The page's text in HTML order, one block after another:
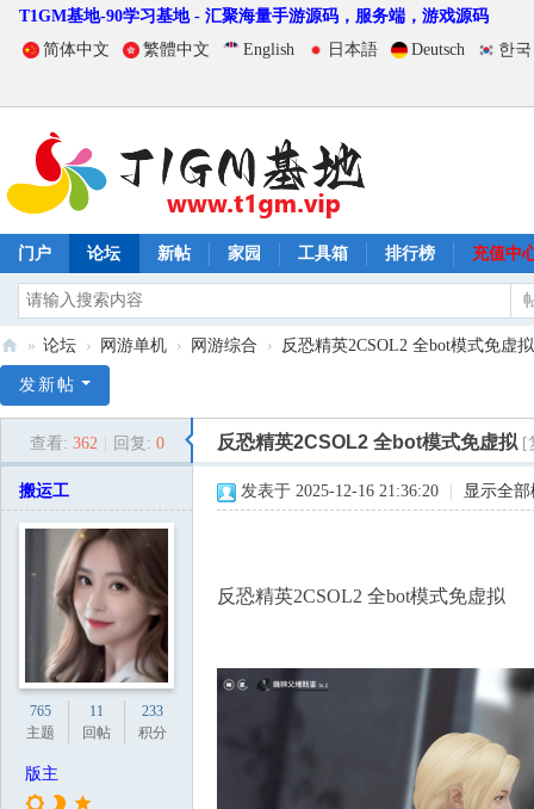
T1GM基地-90学习基地 - 汇聚海量手游源码，服务端，游戏源码
简体中文
繁體中文 English 日本語 Deutsch 한
门户 论坛 新帖 家园 工具箱 排行榜 充值中
1
» 论坛 › 网游单机 › 网游综合 › 反恐精英2CSOL2 全bot模式免虚拟
发新帖
查看: 362 回复: 0 反恐精英2CSOL2 全bot模式免虚拟 [
搬运工
765
主题
11
回帖
233
积分
版主
发表于 2025-12-16 21:36:20 显示全
反恐精英2CSOL2 全bot模式免虚拟